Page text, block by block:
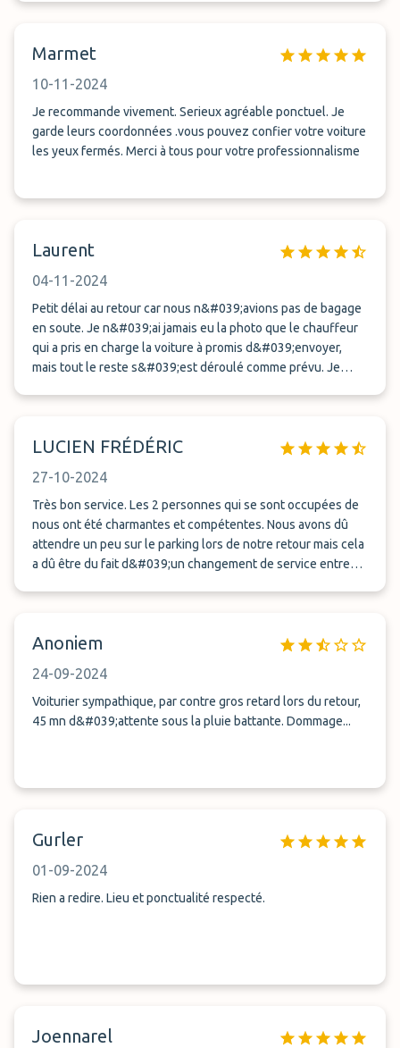
Marmet
10-11-2024
Je recommande vivement. Serieux agréable ponctuel. Je
garde leurs coordonnées .vous pouvez confier votre voiture
les yeux fermés. Merci à tous pour votre professionnalisme
Laurent
04-11-2024
Petit délai au retour car nous n&#039;avions pas de bagage
en soute. Je n&#039;ai jamais eu la photo que le chauffeur
qui a pris en charge la voiture à promis d&#039;envoyer,
mais tout le reste s&#039;est déroulé comme prévu. Je
LUCIEN FRÉDÉRIC
27-10-2024
Très bon service. Les 2 personnes qui se sont occupées de
nous ont été charmantes et compétentes. Nous avons dû
attendre un peu sur le parking lors de notre retour mais cela
a dû être du fait d&#039;un changement de service entre
Anoniem
24-09-2024
Voiturier sympathique, par contre gros retard lors du retour,
45 mn d&#039;attente sous la pluie battante. Dommage...
Gurler
01-09-2024
Rien a redire. Lieu et ponctualité respecté.
Joennarel